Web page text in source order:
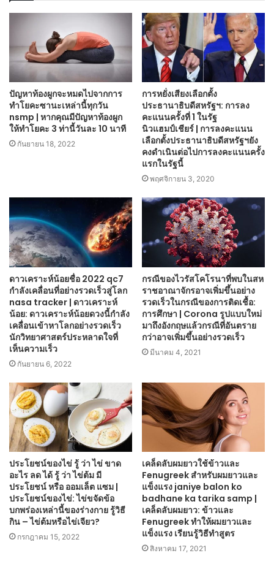
ปัญหาท้องผูกจะหมดไปจากการ
ทำโยคะซานะเหล่านี้ทุกวัน
nsmp | หากคุณมีปัญหาท้องผูก
ให้ทำโยคะ 3 ท่านี้วันละ 10 นาที
กันยายน 18, 2022
การหยั่งเสียงเลือกตั้ง
ประธานาธิบดีสหรัฐฯ: การลง
คะแนนครั้งที่ 1 ในรัฐ
นิวแฮมป์เชียร์ | การลงคะแนน
เลือกตั้งประธานาธิบดีสหรัฐฯยัง
คงดำเนินต่อไปการลงคะแนนครั้ง
แรกในรัฐนี้
พฤศจิกายน 3, 2020
ดาวเคราะห์น้อยชื่อ 2022 qc7
กำลังเคลื่อนที่อย่างรวดเร็วสู่โลก
nasa tracker | ดาวเคราะห์
น้อย: ดาวเคราะห์น้อยดวงนี้กำลัง
เคลื่อนเข้าหาโลกอย่างรวดเร็ว
นักวิทยาศาสตร์ประหลาดใจที่
เห็นความเร็ว
กันยายน 6, 2022
กรณีของไวรัสโคโรนาที่พบในสห
ราชอาณาจักรอาจเพิ่มขึ้นอย่าง
รวดเร็วในกรณีของการติดเชื้อ:
การศึกษา | Corona รูปแบบใหม่
มาถึงอังกฤษแล้วกรณีที่อันตราย
กว่าอาจเพิ่มขึ้นอย่างรวดเร็ว
มีนาคม 4, 2021
ประโยชน์ของไข่ รู้ ว่า ไข่ ขาด
อะไร ลด ได้ รู้ ว่า ไข่ต้ม มี
ประโยชน์ หรือ ออมเล็ต แซม |
ประโยชน์ของไข่: ไข่ขจัดข้อ
บกพร่องเหล่านี้ของร่างกาย รู้วิธี
กิน – ไข่ต้มหรือไข่เจียว?
กรกฎาคม 15, 2022
เคล็ดลับผมยาวใช้ข้าวและ
Fenugreek สำหรับผมยาวและ
แข็งแรง janiye balon ko
badhane ka tarika samp |
เคล็ดลับผมยาว: ข้าวและ
Fenugreek ทำให้ผมยาวและ
แข็งแรง เรียนรู้วิธีทำสูตร
สิงหาคม 17, 2021